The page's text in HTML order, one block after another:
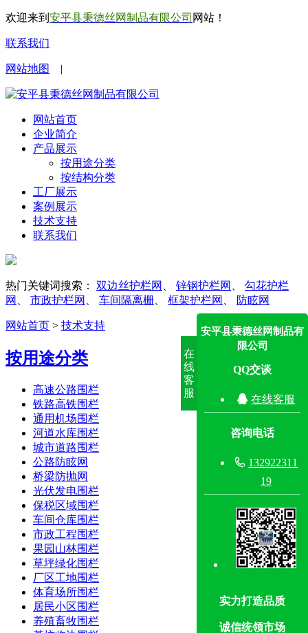
欢迎来到 安平县秉德丝网制品有限公司 网站！
联系我们
网站地图 |
网站首页
企业简介
产品展示
按用途分类
按结构分类
工厂展示
案例展示
技术支持
联系我们
热门关键词搜索： 双边丝护栏网 锌钢护栏网
勾花护栏
网
市政护栏网 车间隔离栅 框架护栏网 防眩网
网站首页 > 技术支持
按用途分类
高速公路围栏
铁路高铁围栏
通用机场围栏
河道水库围栏
城市道路围栏
公路防眩网
桥梁防抛网
光伏发电围栏
保税区域围栏
车间仓库围栏
市政工程围栏
果园山林围栏
草坪绿化围栏
厂区工地围栏
体育场所围栏
居民小区围栏
养殖畜牧围栏
在
线
客
服
安平县秉德丝网制品有
限公司
QQ交谈
 在线客服
咨询电话
 132922311
19
实力打造品质
诚信统领市场